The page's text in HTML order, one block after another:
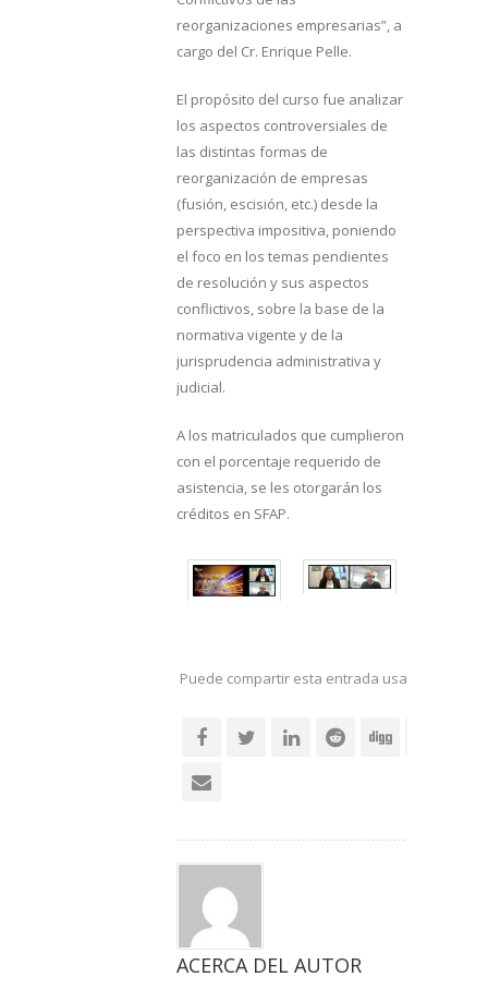
reorganizaciones empresarias”, a
cargo del Cr. Enrique Pelle.
El propósito del curso fue analizar
los aspectos controversiales de
las distintas formas de
reorganización de empresas
(fusión, escisión, etc.) desde la
perspectiva impositiva, poniendo
el foco en los temas pendientes
de resolución y sus aspectos
conflictivos, sobre la base de la
normativa vigente y de la
jurisprudencia administrativa y
judicial.
A los matriculados que cumplieron
con el porcentaje requerido de
asistencia, se les otorgarán los
créditos en SFAP.
Puede compartir esta entrada usando sus
ACERCA DEL AUTOR